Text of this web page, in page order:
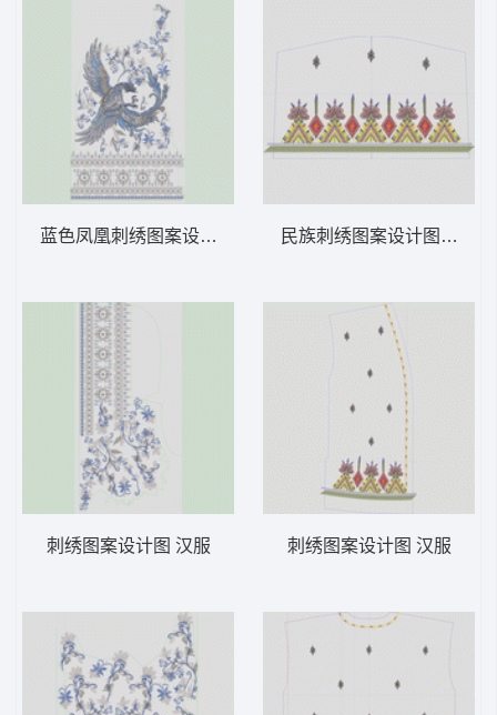
蓝色凤凰刺绣图案设计 汉服
刺绣图案设计图 汉服
民族刺绣图案设计图 汉服
刺绣图案设计图 汉服